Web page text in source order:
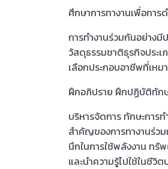
ศึกษาการทางานเพื่อการ
การทำงานร่วมกันอย่าง
วัสดุธรรมชาติธุรกิจประ
เลือกประกอบอาชีพที่เห
ฝึกอภิปราย ฝึกปฏิบัติทักษ
บริหารจัดการ ทักษะการ
สำคัญของการทางานร่ว
นึกในการใช้พลังงาน ทรั
และนำความรู้ไปใช้ในชีวิ